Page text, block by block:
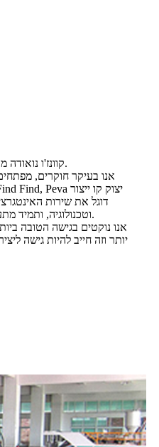
קוונז'ו נואודה מכונות ושות 'בע"מ היא אחת היצרניות המובילות של מכונות סרטי צוות בסין.
אנו בעיקר חוקרים,
וטכנולוגיה, ותמיד מתעקש על הצעת הפיתרון של מכונות, טכנולוגיות, תוך כדי טכנולוגיה, במטרה.
אנו נוקטים בגישה הטובה
יותר וזה חייב להיות גישה